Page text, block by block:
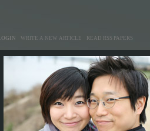
LOGIN WRITE A NEW ARTICLE READ RSS PAPERS